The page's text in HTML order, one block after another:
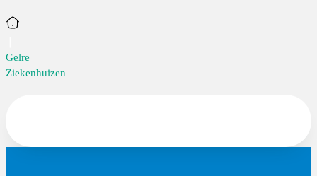
Home
Gelre
Ziekenhuizen